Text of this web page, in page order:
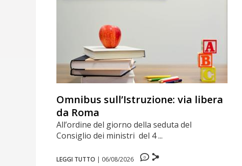
Omnibus sull’Istruzione: via libera
da Roma
All’ordine del giorno della seduta del
Consiglio dei ministri del 4 ...
LEGGI TUTTO | 06/08/2026 0